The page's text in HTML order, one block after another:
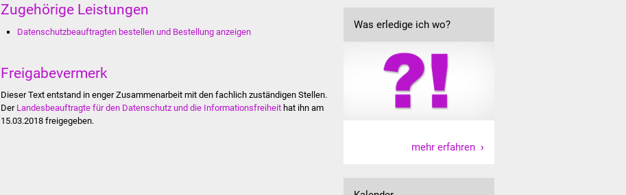
Zugehörige Leistungen
Datenschutzbeauftragten bestellen und Bestellung anzeigen
Freigabevermerk
Dieser Text entstand in enger Zusammenarbeit mit den fachlich zuständigen Stellen.
Der Landesbeauftragte für den Datenschutz und die Informationsfreiheit hat ihn am
15.03.2018 freigegeben.
Was erledige ich wo?
mehr erfahren